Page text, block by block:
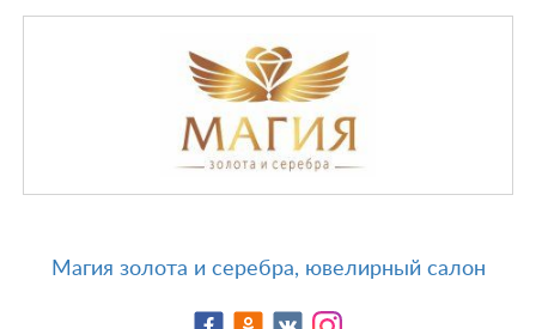
Магия золота и серебра, ювелирный салон